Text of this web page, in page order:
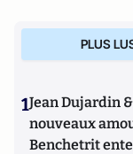
PLUS
1Jean Dujardin
nouveaux
Benchetrit